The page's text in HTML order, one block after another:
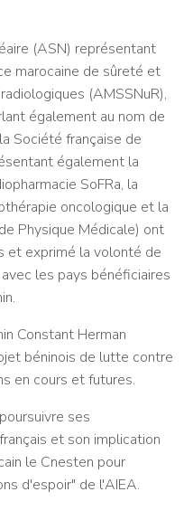
(ASN) représentant
marocaine de sûreté et
(AMSSNuR),
également au nom de
Société française de
également la
SoFRa, la
oncologique et la
Physique Médicale) ont
et exprimé la volonté de
les pays bénéficiaires
Constant Herman
béninois de lutte contre
en cours et futures.
ses
et son implication
le Cnesten pour
d'espoir" de l'AIEA.